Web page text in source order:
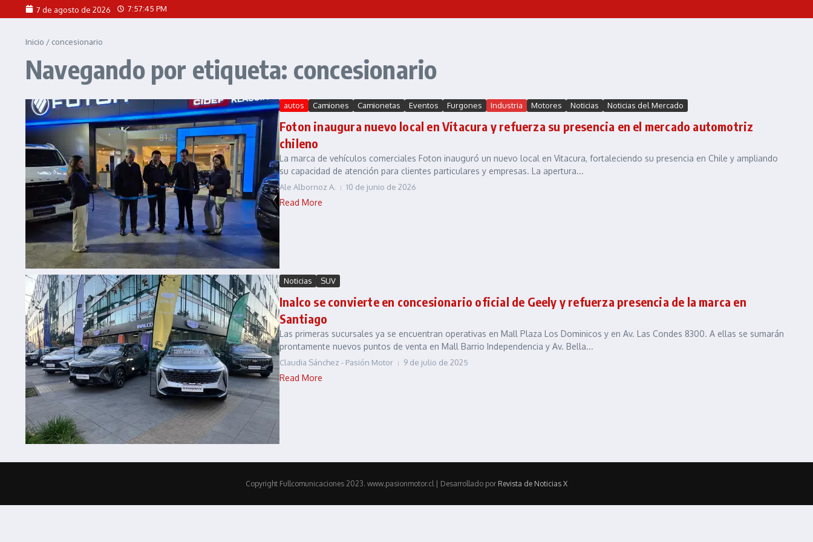
Saltar al contenido7 de agosto de 2026 7:57:45 PM
Inicio / concesionario
Navegando por etiqueta: concesionario
autos Camiones Camionetas Eventos Furgones Industria Motores Noticias Noticias del Mercado
Foton inaugura nuevo local en Vitacura y refuerza su presencia en el mercado automotriz
chileno
La marca de vehículos comerciales Foton inauguró un nuevo local en Vitacura, fortaleciendo su presencia en Chile y ampliando
su capacidad de atención para clientes particulares y empresas. La apertura...
Ale Albornoz A. 10 de junio de 2026
Read More
Noticias SUV
Inalco se convierte en concesionario oficial de Geely y refuerza presencia de la marca en
Santiago
Las primeras sucursales ya se encuentran operativas en Mall Plaza Los Dominicos y en Av. Las Condes 8300. A ellas se sumarán
prontamente nuevos puntos de venta en Mall Barrio Independencia y Av. Bella...
Claudia Sánchez - Pasión Motor 9 de julio de 2025
Read More
Copyright Fullcomunicaciones 2023. www.pasionmotor.cl | Desarrollado por Revista de Noticias X